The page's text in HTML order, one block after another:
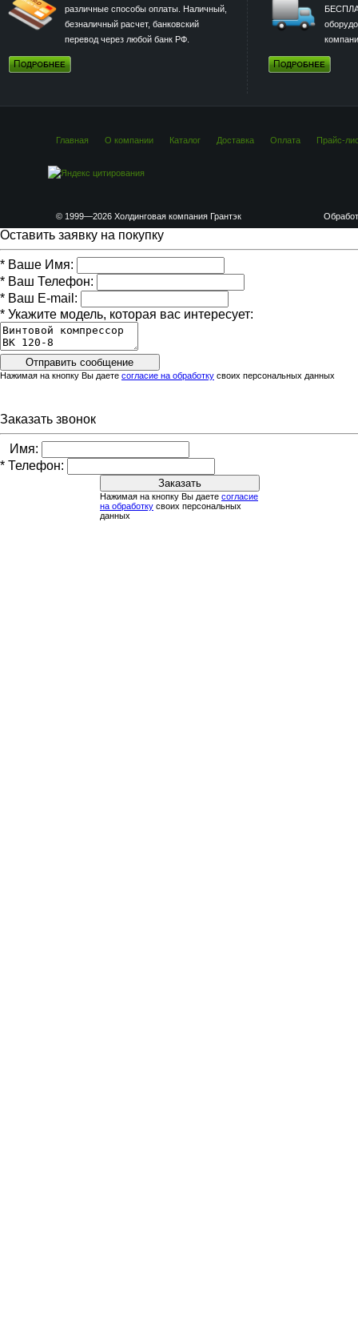
различные способы оплаты. Наличный,
безналичный расчет, банковский
перевод через любой банк РФ.
Главная О компании Каталог Доставка Оплата Прайс-
© 1999—2026 Холдинговая компания Грантэк
Оставить заявку на покупку
* Ваше Имя:
* Ваш Телефон:
* Ваш E-mail:
* Укажите модель, которая вас интересует:
Нажимая на кнопку Вы даете согласие на обработку своих персональных данных
Заказать звонок
Имя:
* Телефон:
Нажимая на кнопку Вы даете согласие
на обработку своих персональных
данных